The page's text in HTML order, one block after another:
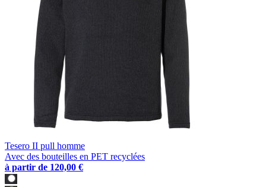
Tesero II pull homme
Avec des bouteilles en PET recyclées
à partir de 120,00 €